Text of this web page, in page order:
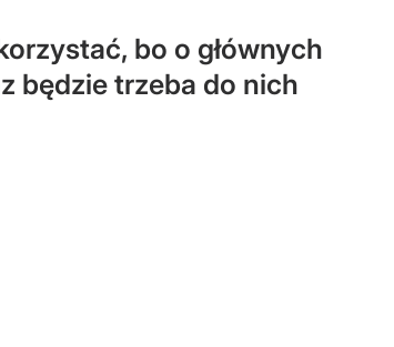
bo o głównych
będzie trzeba do nich